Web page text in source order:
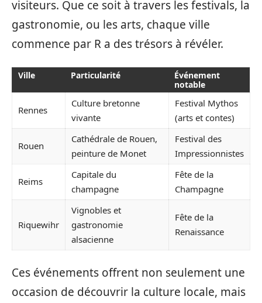
visiteurs. Que ce soit à travers les festivals, la
gastronomie, ou les arts, chaque ville
commence par R a des trésors à révéler.
Ville Particularité
Événement
notable
Rennes
Culture bretonne
vivante
Festival Mythos
(arts et contes)
Rouen
Cathédrale de Rouen,
peinture de Monet
Festival des
Impressionnistes
Reims
Capitale du
champagne
Fête de la
Champagne
Riquewihr
Vignobles et
gastronomie
alsacienne
Fête de la
Renaissance
Ces événements offrent non seulement une
occasion de découvrir la culture locale, mais